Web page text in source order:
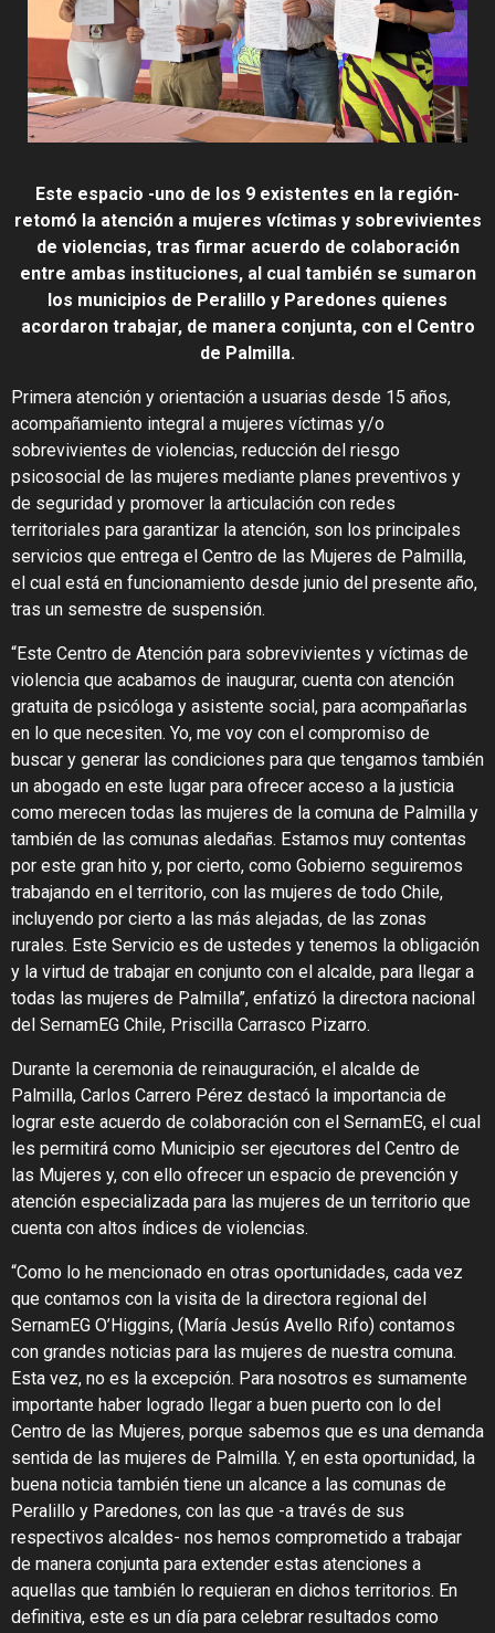
Este espacio -uno de los 9 existentes en la región-
retomó la atención a mujeres víctimas y sobrevivientes
de violencias, tras firmar acuerdo de colaboración
entre ambas instituciones, al cual también se sumaron
los municipios de Peralillo y Paredones quienes
acordaron trabajar, de manera conjunta, con el Centro
de Palmilla.
Primera atención y orientación a usuarias desde 15 años,
acompañamiento integral a mujeres víctimas y/o
sobrevivientes de violencias, reducción del riesgo
psicosocial de las mujeres mediante planes preventivos y
de seguridad y promover la articulación con redes
territoriales para garantizar la atención, son los principales
servicios que entrega el Centro de las Mujeres de Palmilla,
el cual está en funcionamiento desde junio del presente año,
tras un semestre de suspensión.
“Este Centro de Atención para sobrevivientes y víctimas de
violencia que acabamos de inaugurar, cuenta con atención
gratuita de psicóloga y asistente social, para acompañarlas
en lo que necesiten. Yo, me voy con el compromiso de
buscar y generar las condiciones para que tengamos también
un abogado en este lugar para ofrecer acceso a la justicia
como merecen todas las mujeres de la comuna de Palmilla y
también de las comunas aledañas. Estamos muy contentas
por este gran hito y, por cierto, como Gobierno seguiremos
trabajando en el territorio, con las mujeres de todo Chile,
incluyendo por cierto a las más alejadas, de las zonas
rurales. Este Servicio es de ustedes y tenemos la obligación
y la virtud de trabajar en conjunto con el alcalde, para llegar a
todas las mujeres de Palmilla”, enfatizó la directora nacional
del SernamEG Chile, Priscilla Carrasco Pizarro.
Durante la ceremonia de reinauguración, el alcalde de
Palmilla, Carlos Carrero Pérez destacó la importancia de
lograr este acuerdo de colaboración con el SernamEG, el cual
les permitirá como Municipio ser ejecutores del Centro de
las Mujeres y, con ello ofrecer un espacio de prevención y
atención especializada para las mujeres de un territorio que
cuenta con altos índices de violencias.
“Como lo he mencionado en otras oportunidades, cada vez
que contamos con la visita de la directora regional del
SernamEG O’Higgins, (María Jesús Avello Rifo) contamos
con grandes noticias para las mujeres de nuestra comuna.
Esta vez, no es la excepción. Para nosotros es sumamente
importante haber logrado llegar a buen puerto con lo del
Centro de las Mujeres, porque sabemos que es una demanda
sentida de las mujeres de Palmilla. Y, en esta oportunidad, la
buena noticia también tiene un alcance a las comunas de
Peralillo y Paredones, con las que -a través de sus
respectivos alcaldes- nos hemos comprometido a trabajar
de manera conjunta para extender estas atenciones a
aquellas que también lo requieran en dichos territorios. En
definitiva, este es un día para celebrar resultados como